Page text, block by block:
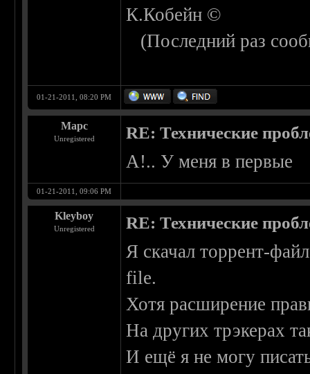
К.Кобейн ©
(Последний раз
01-21-2011, 08:20 PM
Марс
Unregistered RE: Технические
А!.. У меня в первые
01-21-2011, 09:06 PM
Kleyboy
Unregistered RE: Технические
Я скачал торрент-
file.
Хотя расширение
На других трэкерах
И ещё я не могу